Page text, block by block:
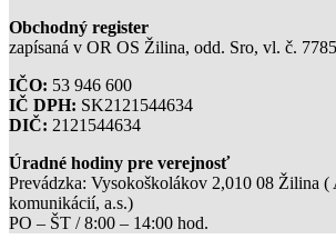
Obchodný register
zapísaná v OR OS Žilina, odd. Sro, vl. č.
IČO: 53 946 600
IČ DPH: SK2121544634
DIČ: 2121544634
Úradné hodiny pre verejnosť
Prevádzka: Vysokoškolákov 2,010 08 Žilina
komunikácií, a.s.)
PO – ŠT / 8:00 – 14:00 hod.